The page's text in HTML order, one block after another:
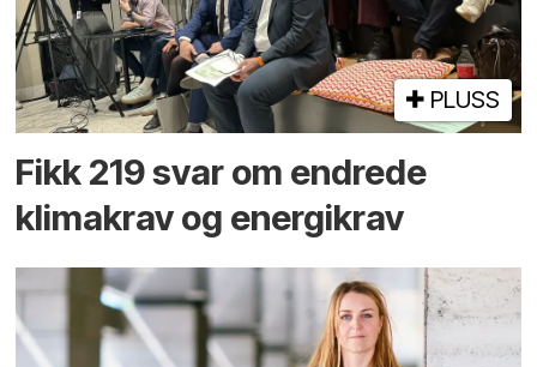
PLUSS
Fikk 219 svar om endrede
klimakrav og energikrav